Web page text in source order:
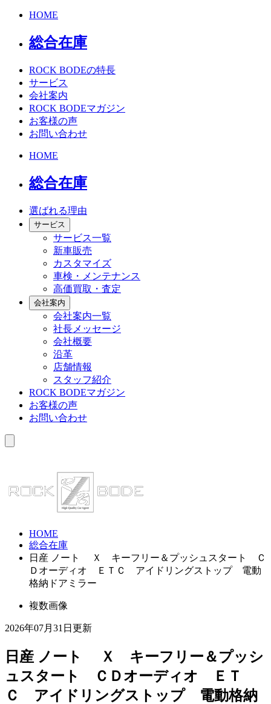
HOME
総合在庫
ROCK BODEの特長
サービス
会社案内
ROCK BODEマガジン
お客様の声
お問い合わせ
HOME
総合在庫
選ばれる理由
サービス
サービス一覧
新車販売
カスタマイズ
車検・メンテナンス
高価買取・査定
会社案内
会社案内一覧
社長メッセージ
会社概要
沿革
店舗情報
スタッフ紹介
ROCK BODEマガジン
お客様の声
お問い合わせ
HOME
総合在庫
日産 ノート Ｘ キーフリー＆プッシュスタート Ｃ
Ｄオーディオ ＥＴＣ アイドリングストップ 電動
格納ドアミラー
複数画像
2026年07月31日更新
日産 ノート Ｘ キーフリー＆プッシ
ュスタート ＣＤオーディオ ＥＴ
Ｃ アイドリングストップ 電動格納